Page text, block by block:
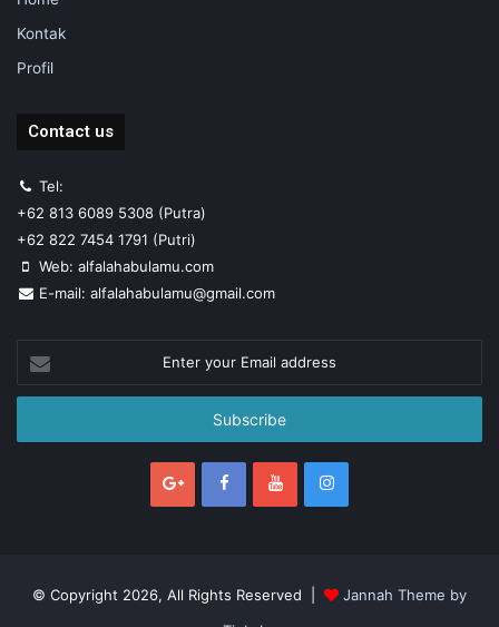
Kontak
Profil
Contact us
Tel:
+62 813 6089 5308 (Putra)
+62 822 7454 1791 (Putri)
Web: alfalahabulamu.com
E-mail: alfalahabulamu@gmail.com
your
Email
© Copyright 2026, All Rights Reserved |
Jannah Theme by